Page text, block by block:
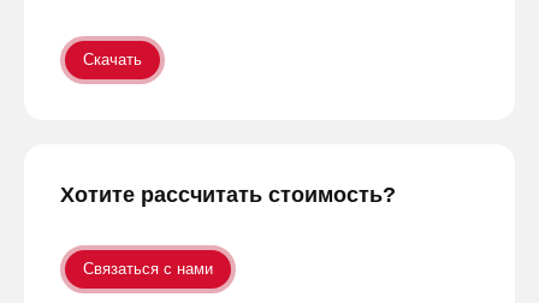
Скачать
Хотите рассчитать стоимость?
Связаться с нами